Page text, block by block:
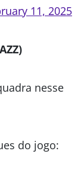
11, 2025
nesse
do jogo: